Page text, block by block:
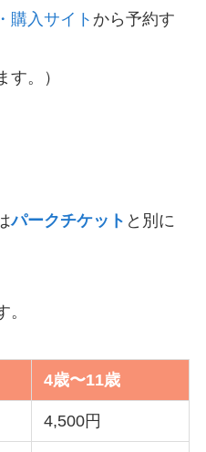
購入サイト から予約す
す。）
パークチケット と別に
4歳〜11歳
4,500円